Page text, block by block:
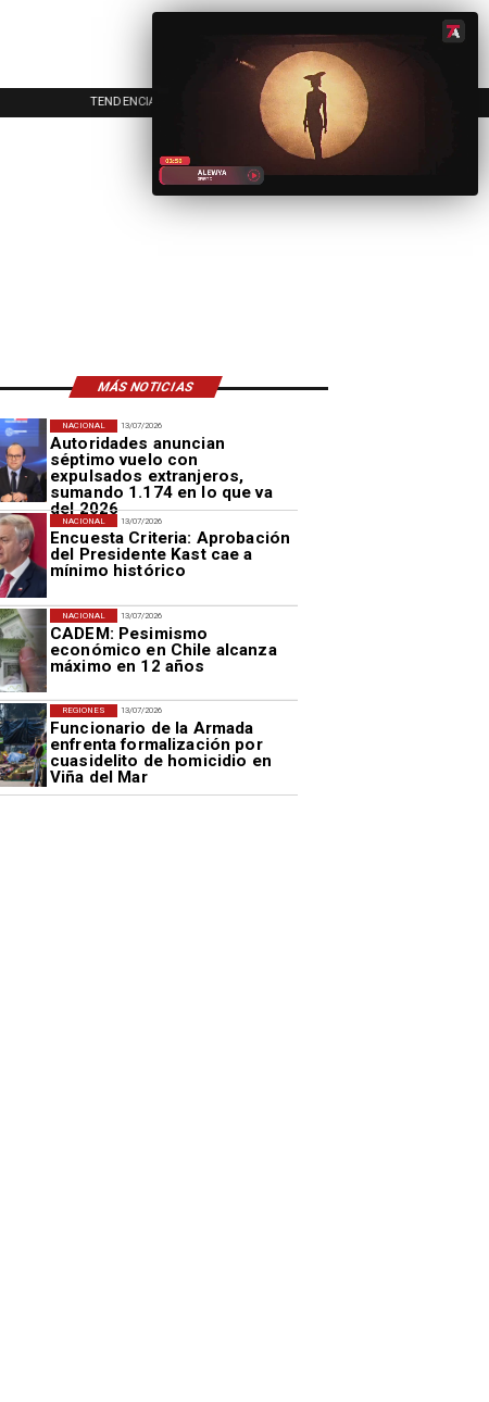
TENDENCIAS EVENTOS
MÁS NOTICIAS
13/07/2026
Autoridades anuncian
séptimo vuelo con
expulsados extranjeros,
sumando 1.174 en lo que va
del 2026
NACIONAL
13/07/2026
Encuesta Criteria: Aprobación
del Presidente Kast cae a
mínimo histórico
NACIONAL
13/07/2026
CADEM: Pesimismo
económico en Chile alcanza
máximo en 12 años
NACIONAL
13/07/2026
Funcionario de la Armada
enfrenta formalización por
cuasidelito de homicidio en
Viña del Mar
REGIONES